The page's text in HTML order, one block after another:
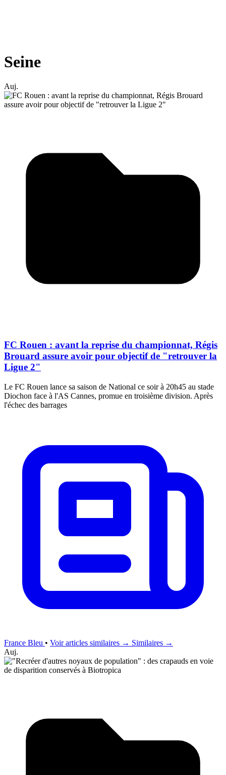
Seine
Auj.
FC Rouen : avant la reprise du championnat, Régis
Brouard assure avoir pour objectif de "retrouver la
Ligue 2"
Le FC Rouen lance sa saison de National ce soir à 20h45 au stade
Diochon face à l'AS Cannes, promue en troisième division. Après
l'échec des barrages
France Bleu • Voir articles similaires → Similaires →
Auj.